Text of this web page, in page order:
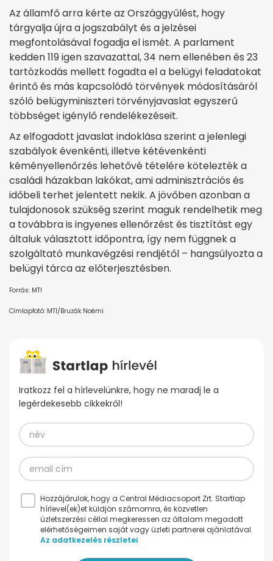
Az államfő arra kérte az Országgyűlést, hogy
tárgyalja újra a jogszabályt és a jelzései
megfontolásával fogadja el ismét. A parlament
kedden 119 igen szavazattal, 34 nem ellenében és 23
tartózkodás mellett fogadta el a belügyi feladatokat
érintő és más kapcsolódó törvények módosításáról
szóló belügyminiszteri törvényjavaslat egyszerű
többséget igénylő rendelékezéseit.
Az elfogadott javaslat indoklása szerint a jelenlegi
szabályok évenkénti, illetve kétévenkénti
kéményellenőrzés lehetővé tételére kötelezték a
családi házakban lakókat, ami adminisztrációs és
időbeli terhet jelentett nekik. A jövőben azonban a
tulajdonosok szükség szerint maguk rendelhetik meg
a továbbra is ingyenes ellenőrzést és tisztítást egy
általuk választott időpontra, így nem függnek a
szolgáltató munkavégzési rendjétől – hangsúlyozta a
belügyi tárca az előterjesztésben.
Forrás: MTI
Címlapfotó: MTI/Bruzák Noémi
Iratkozz fel a hírlevelünkre, hogy ne maradj le a
legérdekesebb cikkekről!
Hozzájárulok, hogy a Central Médiacsoport Zrt. Startlap
hírlevel(ek)et küldjön számomra, és közvetlen
üzletszerzési céllal megkeressen az általam megadott
elérhetőségeimen saját vagy üzleti partnerei ajánlatával.
Az adatkezelés részletei